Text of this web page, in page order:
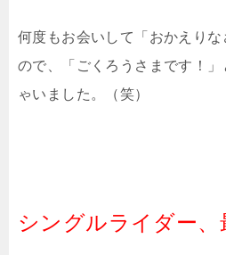
何度もお会いして「おかえり
ので、「ごくろうさまです！
ゃいました。（笑）
シングルライダー、